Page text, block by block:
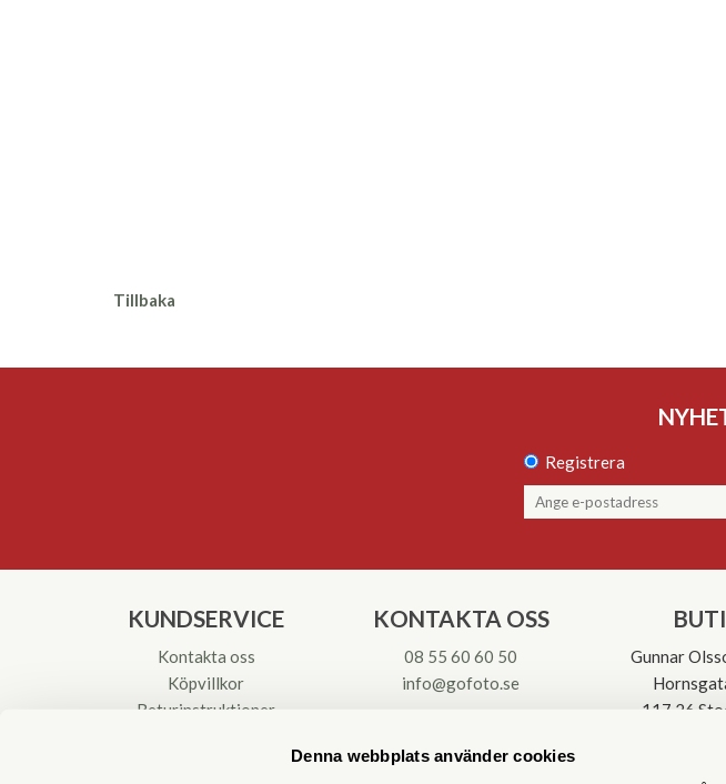
Denna webbplats använder cookies
Tillbaka
Registrera
KUNDSERVICE
Kontakta oss
Köpvillkor
Returinstruktioner
KONTAKTA OSS
08 55 60 60 50
info@gofoto.se
Gunnar
117 26